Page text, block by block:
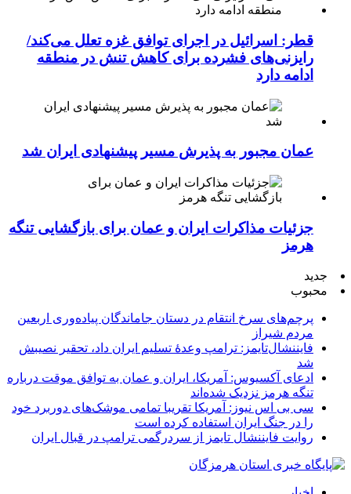
قطر: اسرائیل در اجرای توافق غزه تعلل می‌کند/
رایزنی‌های فشرده برای کاهش تنش در منطقه
ادامه دارد
عمان مجبور به پذیرش مسیر پیشنهادی ایران شد
جزئیات مذاکرات ایران و عمان برای بازگشایی تنگه
هرمز
جدید
محبوب
پرچم‌های سرخ انتقام در دستان جاماندگان پیاده‌وری اربعین
مردم شیراز
فایننشال‌تایمز: ترامپ وعدۀ تسلیم ایران داد، تحقیر نصیبش
شد
ادعای آکسیوس: آمریکا، ایران و عمان به توافق موقت درباره
تنگه هرمز نزدیک شده‌اند
سی بی اس نیوز: آمریکا تقریبا تمامی موشک‌های دوربرد خود
را در جنگ ایران استفاده کرده است
روایت فایننشال تایمز از سردرگمی ترامپ در قبال ایران